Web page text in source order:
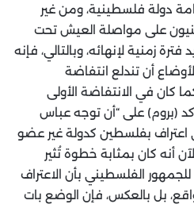
دولة فلسطينية، ومن غير
على مواصلة العيش تحت
فترة زمنية لإنهائه، وبالتالي، فإنه
أن تندلع انتفاضة
كان في الانتفاضة الأولى
أكد (بروم) على “أن توجه عباس
اعتراف بفلسطين كدولة غير عضو
أنه كان بمثابة خطوة تُثير
الفلسطيني بأن الاعتراف
بل بالعكس، فإن الوضع بات